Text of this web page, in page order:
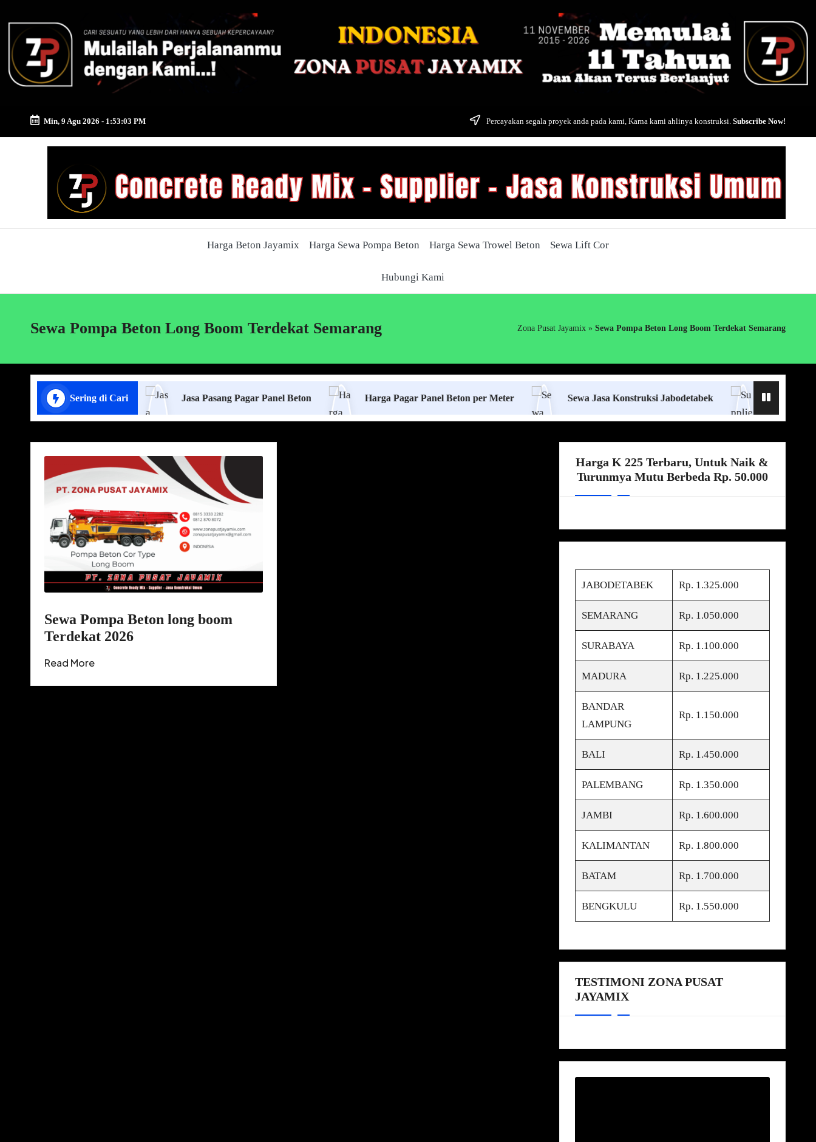
content
Min, 9 Agu 2026 - 1:53:04 PM Percayakan segala proyek anda pada kami, Karna kami ahlinya konstruksi. Subscribe Now!
Harga Beton Jayamix Harga Sewa Pompa Beton Harga Sewa Trowel Beton Sewa Lift Cor
Hubungi Kami
Sewa Pompa Beton Long Boom Terdekat Semarang Zona Pusat Jayamix » Sewa Pompa Beton Long Boom Terdekat Semarang
Sering di Cari
Cor di Lampung Jasa Pasang Pagar Panel Beton Harga Pagar Panel Beton per Meter Sewa Jasa Konstruksi Jabodetabek Supplier Ready Mix
Sewa Pompa Beton long boom
Terdekat 2026
Read More
Harga K 225 Terbaru, Untuk Naik &
Turunmya Mutu Berbeda Rp. 50.000
JABODETABEK Rp. 1.325.000
SEMARANG Rp. 1.050.000
SURABAYA Rp. 1.100.000
MADURA Rp. 1.225.000
BANDAR
LAMPUNG
Rp. 1.150.000
BALI Rp. 1.450.000
PALEMBANG Rp. 1.350.000
JAMBI Rp. 1.600.000
KALIMANTAN Rp. 1.800.000
BATAM Rp. 1.700.000
BENGKULU Rp. 1.550.000
TESTIMONI ZONA PUSAT
JAYAMIX